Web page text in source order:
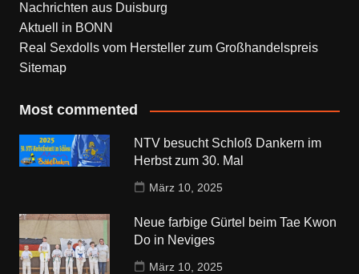
Nachrichten aus Duisburg
Aktuell in BONN
Real Sexdolls vom Hersteller zum Großhandelspreis
Sitemap
Most commented
NTV besucht Schloß Dankern im
Herbst zum 30. Mal
März 10, 2025
Neue farbige Gürtel beim Tae Kwon
Do in Neviges
März 10, 2025